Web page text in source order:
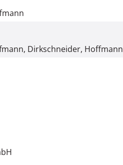
Dirkschneider, Hoffmann